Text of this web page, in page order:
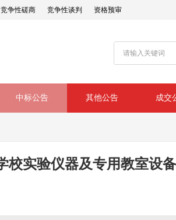
竞争性磋商 竞争性谈判 资格预审
中标公告 其他公告 成交
校实验仪器及专用教室设